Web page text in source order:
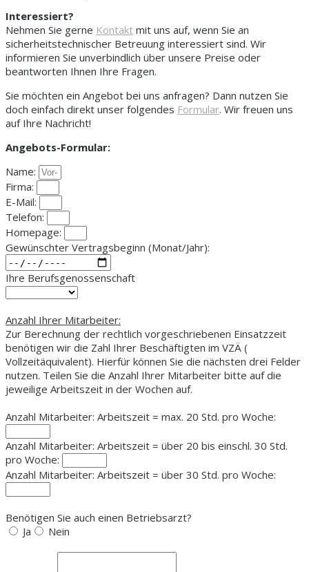
Interessiert?
Nehmen Sie gerne Kontakt mit uns auf, wenn Sie an
sicherheitstechnischer Betreuung interessiert sind. Wir
informieren Sie unverbindlich über unsere Preise oder
beantworten Ihnen Ihre Fragen.
Sie möchten ein Angebot bei uns anfragen? Dann nutzen Sie
doch einfach direkt unser folgendes Formular. Wir freuen uns
auf Ihre Nachricht!
Angebots-Formular:
Name:
Firma:
E-Mail:
Telefon:
Homepage:
Gewünschter Vertragsbeginn (Monat/Jahr):
Ihre Berufsgenossenschaft
Anzahl Ihrer Mitarbeiter:
Zur Berechnung der rechtlich vorgeschriebenen Einsatzzeit
benötigen wir die Zahl Ihrer Beschäftigten im VZÄ (
Vollzeitäquivalent). Hierfür können Sie die nächsten drei Felder
nutzen. Teilen Sie die Anzahl Ihrer Mitarbeiter bitte auf die
jeweilige Arbeitszeit in der Wochen auf.
Anzahl Mitarbeiter: Arbeitszeit = max. 20 Std. pro Woche:
Anzahl Mitarbeiter: Arbeitszeit = über 20 bis einschl. 30 Std.
pro Woche:
Anzahl Mitarbeiter: Arbeitszeit = über 30 Std. pro Woche:
Benötigen Sie auch einen Betriebsarzt?
Ja
Nein